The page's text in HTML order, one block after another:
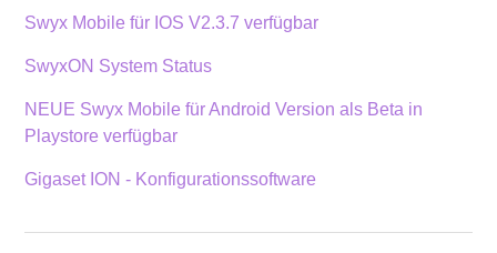
Swyx Mobile für IOS V2.3.7 verfügbar
SwyxON System Status
NEUE Swyx Mobile für Android Version als Beta in
Playstore verfügbar
Gigaset ION - Konfigurationssoftware